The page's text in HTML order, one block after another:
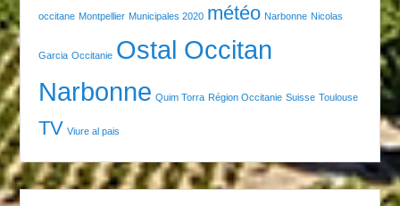
occitane Montpellier Municipales 2020 météo Narbonne Nicolas
Garcia Occitanie Ostal Occitan
Narbonne Quim Torra Région Occitanie Suisse Toulouse
TV Viure al pais